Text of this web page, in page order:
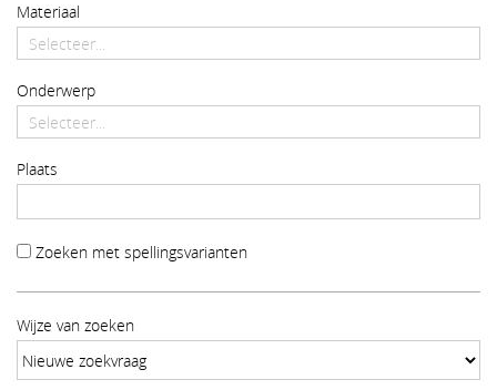
Materiaal
Onderwerp
Plaats
Zoeken met spellingsvarianten
Wijze van zoeken